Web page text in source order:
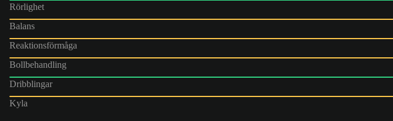
Rörlighet
Balans
Reaktionsförmåga
Bollbehandling
Dribblingar
Kyla